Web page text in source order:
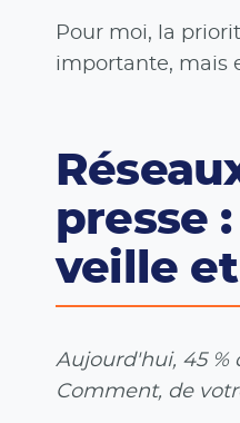
Pour moi, la
importante, mais
presse
veille
Aujourd'hui, 45 %
Comment, de